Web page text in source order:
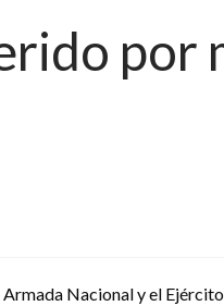
por
Nacional y el